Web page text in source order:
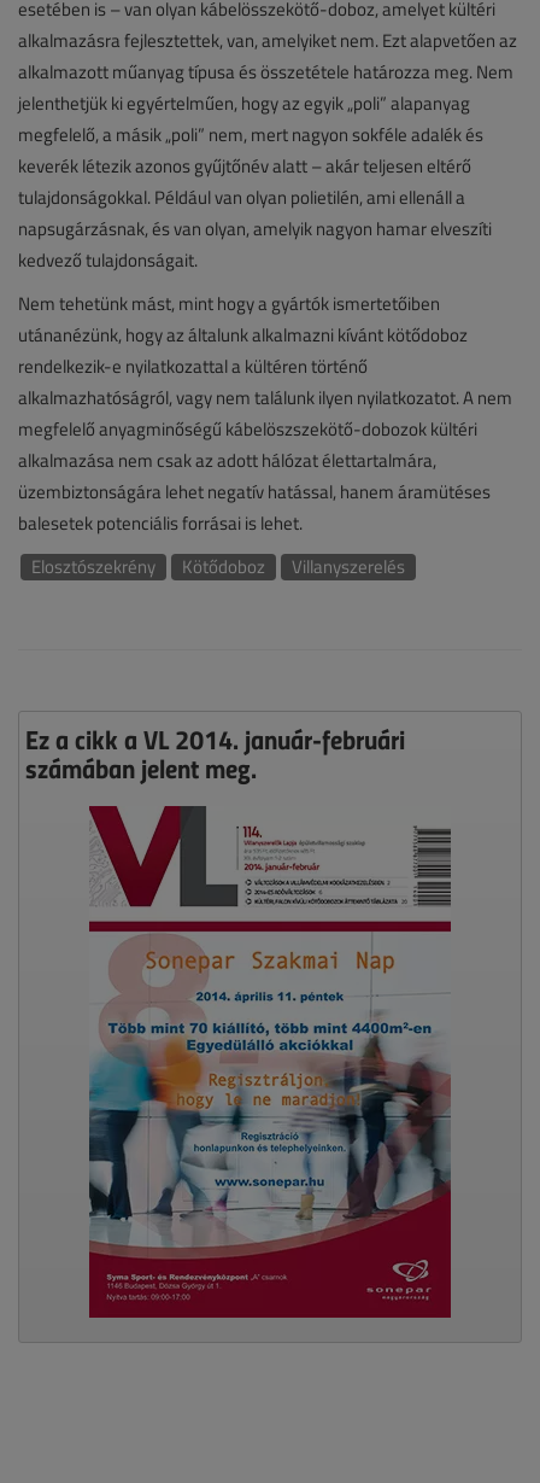
esetében is – van olyan kábelösszekötő-doboz, amelyet kültéri
alkalmazásra fejlesztettek, van, amelyiket nem. Ezt alapvetően az
alkalmazott műanyag típusa és összetétele határozza meg. Nem
jelenthetjük ki egyértelműen, hogy az egyik „poli” alapanyag
megfelelő, a másik „poli” nem, mert nagyon sokféle adalék és
keverék létezik azonos gyűjtőnév alatt – akár teljesen eltérő
tulajdonságokkal. Például van olyan polietilén, ami ellenáll a
napsugárzásnak, és van olyan, amelyik nagyon hamar elveszíti
kedvező tulajdonságait.
Nem tehetünk mást, mint hogy a gyártók ismertetőiben
utánanézünk, hogy az általunk alkalmazni kívánt kötődoboz
rendelkezik-e nyilatkozattal a kültéren történő
alkalmazhatóságról, vagy nem találunk ilyen nyilatkozatot. A nem
megfelelő anyagminőségű kábelöszszekötő-dobozok kültéri
alkalmazása nem csak az adott hálózat élettartalmára,
üzembiztonságára lehet negatív hatással, hanem áramütéses
balesetek potenciális forrásai is lehet.
Elosztószekrény
Kötődoboz Villanyszerelés
Ez a cikk a VL 2014. január-februári
számában jelent meg.